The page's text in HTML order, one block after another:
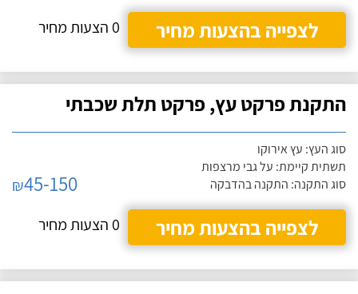
לצפייה בהצעות מחיר
0 הצעות מחיר
התקנת פרקט עץ, פרקט תלת שכבתי
סוג העץ: עץ אירוקו
תשתית קיימת: על גבי מרצפות
סוג התקנה: התקנה בהדבקה
₪45-150
לצפייה בהצעות מחיר
0 הצעות מחיר